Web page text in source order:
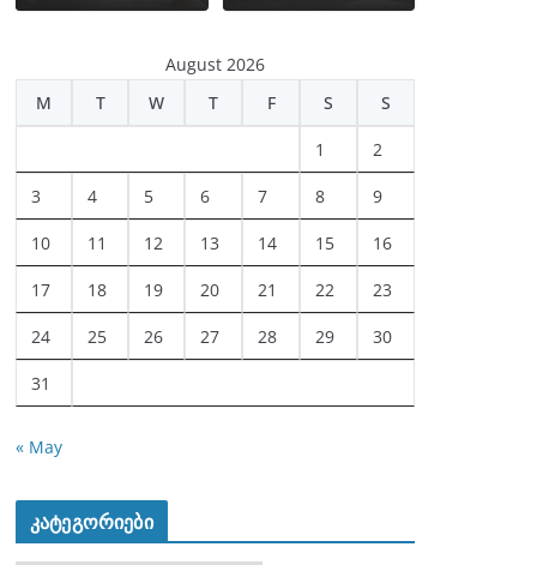
August 2026
M
T W T F S S
1 2
3 4 5 6 7 8 9
10 11 12 13 14 15 16
17 18 19 20 21 22 23
24 25 26 27 28 29 30
31
« May
კატეგორიები